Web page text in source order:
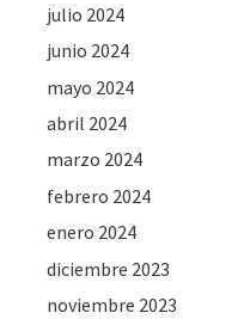
julio 2024
junio 2024
mayo 2024
abril 2024
marzo 2024
febrero 2024
enero 2024
diciembre 2023
noviembre 2023